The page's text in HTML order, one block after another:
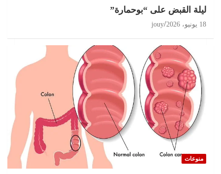
ليلة القبض على “بوحمارة”
18 يونيو، 2026 jouy
منوعات